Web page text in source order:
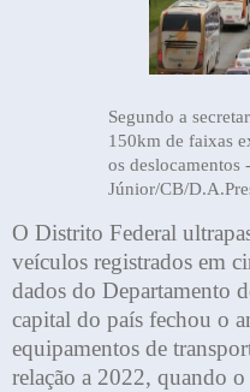
Segundo a
150km de faixas
os
Júnior/CB/
O Distrito Federal
veículos registrados em
dados do Departamento
capital do país fechou o
equipamentos de
relação a 2022, quando